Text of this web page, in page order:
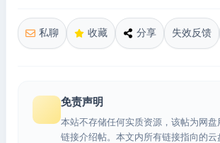
私聊 收藏 分享 失效反馈
免责声明
本站不存储任何实质资源，该帖为网盘
链接介绍帖。本文内所有链接指向的